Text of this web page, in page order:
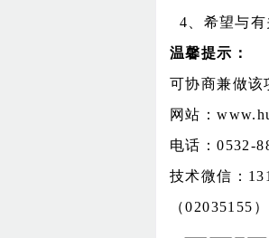
4 、希望与
温馨提示：
可协商兼做该
网站：
电话：0532-
技术微信：
（02035155 ）